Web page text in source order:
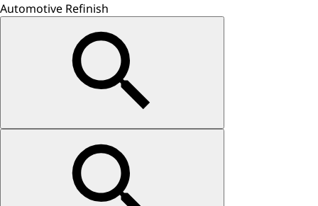
Automotive Refinish